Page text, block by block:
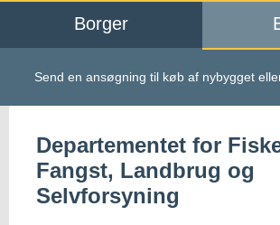
Alle emner
Kalaallisut
Borger
Send en ansøgning til køb af nybygget
Departementet for
Fangst, Landbrug og
Selvforsyning